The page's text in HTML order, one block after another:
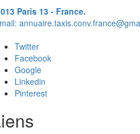
Paris 13 - France.
Twitter
Facebook
Google
Linkedin
Pinterest